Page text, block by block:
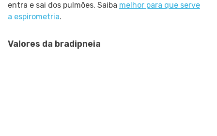
entra e sai dos pulmões. Saiba melhor para que serve
a espirometria.
Valores da bradipneia